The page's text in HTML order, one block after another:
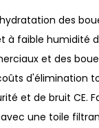
des
à faible humidité
et des
d'élimination
et de bruit CE.
avec une toile